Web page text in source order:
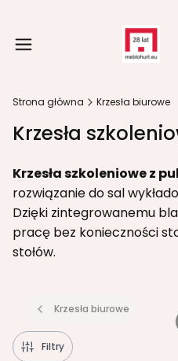
Strona główna Krzesła biurowe
Krzesła
Krzesła szkoleniowe z
rozwiązanie do sal
Dzięki zintegrowanemu
pracę bez konieczności
stołów.
Krzesła biurowe
Filtry